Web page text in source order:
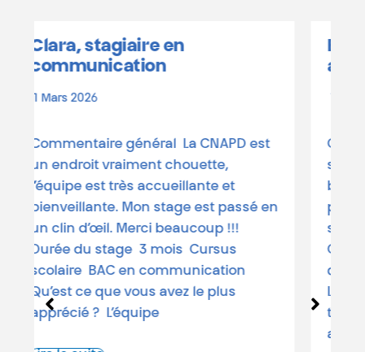
est
passé en
Bissane, stagiaire en
animation & projet
Commentaire général Un super
stage de manière générale, de
bonne expérience, un bon cadre et
pleins de choses apprise Durée du
stage 1 mois Cursus scolaire
Coopération internationale Qu’est ce
que vous avez le plus apprécié ?
L’ambiance générale du cadre de
travail et toutes les choses que j’ai